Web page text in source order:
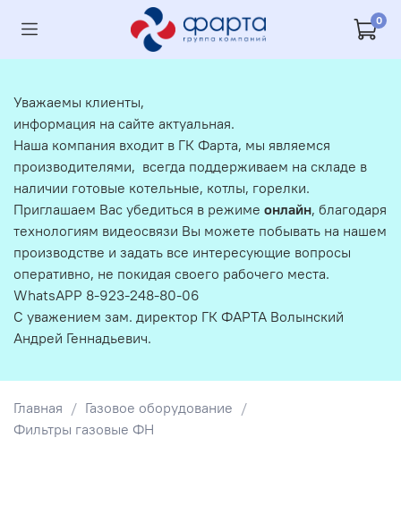
0
Главная
Газовое оборудование
Фильтры газовые ФН
Уважаемы клиенты,
информация на сайте актуальная.
Наша компания входит в ГК Фарта, мы являемся
производителями, всегда поддерживаем на складе в
наличии готовые котельные, котлы, горелки.
Приглашаем Вас убедиться в режиме онлайн, благодаря
технологиям видеосвязи Вы можете побывать на нашем
производстве и задать все интересующие вопросы
оперативно, не покидая своего рабочего места.
WhatsAPP 8-923-248-80-06
С уважением зам. директор ГК ФАРТА Волынский
Андрей Геннадьевич.